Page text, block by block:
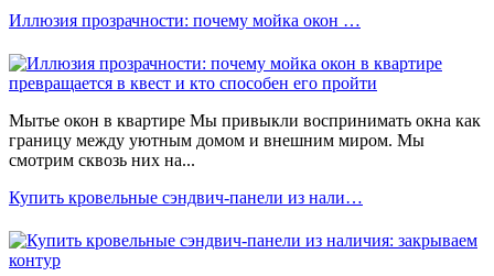
Иллюзия прозрачности: почему мойка окон …
Мытье окон в квартире Мы привыкли воспринимать окна как
границу между уютным домом и внешним миром. Мы
смотрим сквозь них на...
Купить кровельные сэндвич-панели из нали…